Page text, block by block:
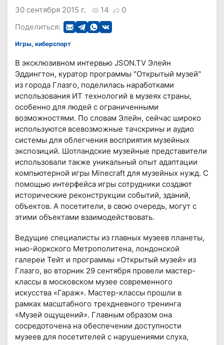
14 0
30 сентября 2015 г.
Поделиться:
Игры, киберспорт
В эксклюзивном интервью JSON.TV Элейн
Эддингтон, куратор программы "Открытый музей"
из города Глазго, поделилась наработками
использования ИТ технологий в музеях страны,
особенно для людей с ограниченными
возможностями. По словам Элейн, сейчас широко
используются всевозможные тачскрины и аудио
системы для облегчения восприятия музейных
экспозиций. Шотландские музейные представители
использовали также уникальный опыт адаптации
компьютерной игры Minecraft для музейных нужд. С
помощью интерфейса игры сотрудники создают
исторические реконструкции событий, зданий,
объектов. А посетители, в свою очередь, могут с
этими объектами взаимодействовать.
Ведущие специалисты из главных музеев планеты,
нью-йоркского Метрополитена, лондонской
галереи Тейт и программы «Открытый музей» из
Глазго, во вторник 29 сентября провели мастер-
классы в московском музее современного
искусства «Гараж». Мастер-классы прошли в
рамках масштабного трехдневного тренинга
«Музей ощущений». Главным образом она
сосредоточена на обеспечении доступности
музеев для посетителей с нарушениями слуха,